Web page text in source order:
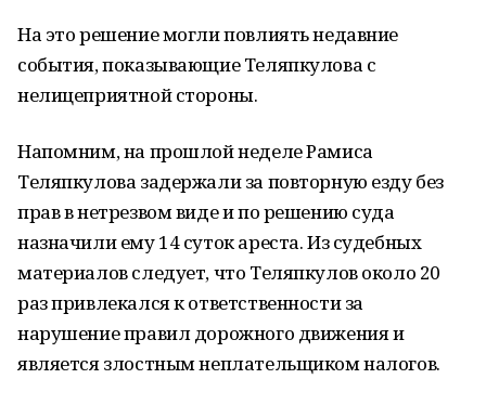
На это решение могли повлиять недавние
события, показывающие Теляпкулова с
нелицеприятной стороны.
Напомним, на прошлой неделе Рамиса
Теляпкулова задержали за повторную езду без
прав в нетрезвом виде и по решению суда
назначили ему 14 суток ареста. Из судебных
материалов следует, что Теляпкулов около 20
раз привлекался к ответственности за
нарушение правил дорожного движения и
является злостным неплательщиком налогов.